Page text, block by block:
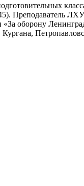
Преподаватель
оборону